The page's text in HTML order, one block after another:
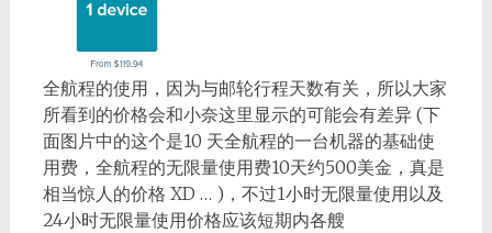
全航程的使用，因为与邮轮行程天数有关，所以大家
所看到的价格会和小奈这里显示的可能会有差异 (下
面图片中的这个是10 天全航程的一台机器的基础使
用费，全航程的无限量使用费10天约500美金，真是
相当惊人的价格 XD … )，不过1小时无限量使用以及
24小时无限量使用价格应该短期内各艘